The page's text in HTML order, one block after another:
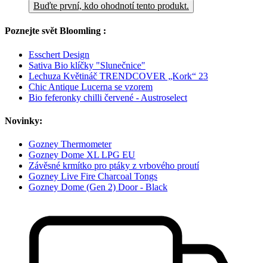
Buďte první, kdo ohodnotí tento produkt.
Poznejte svět Bloomling :
Esschert Design
Sativa Bio klíčky "Slunečnice"
Lechuza Květináč TRENDCOVER „Kork“ 23
Chic Antique Lucerna se vzorem
Bio feferonky chilli červené - Austroselect
Novinky:
Gozney Thermometer
Gozney Dome XL LPG EU
Závěsné krmítko pro ptáky z vrbového proutí
Gozney Live Fire Charcoal Tongs
Gozney Dome (Gen 2) Door - Black